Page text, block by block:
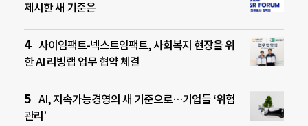
제시한 새 기준은
사이임팩트-넥스트임팩트, 사회복지 현장을 위
한 AI 리빙랩 업무 협약 체결
AI, 지속가능경영의 새 기준으로…기업들 ‘위험
관리’